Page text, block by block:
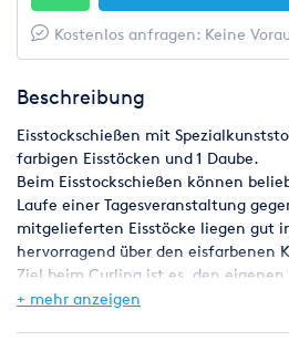
Kostenlos anfragen: Keine
Beschreibung
Eisstockschießen mit
farbigen Eisstöcken und 1 Daube.
Beim Eisstockschießen können
Laufe einer Tagesveranstaltung
mitgelieferten Eisstöcke liegen gut
hervorragend über den eisfarbenen
Ziel beim Curling ist es, den
an den Zielpunkt zu befördern. Ein
+ mehr anzeigen